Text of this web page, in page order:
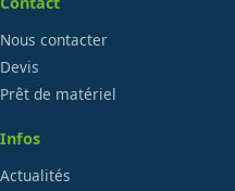
Nous contacter
Devis
Prêt de matériel
Infos
Actualités